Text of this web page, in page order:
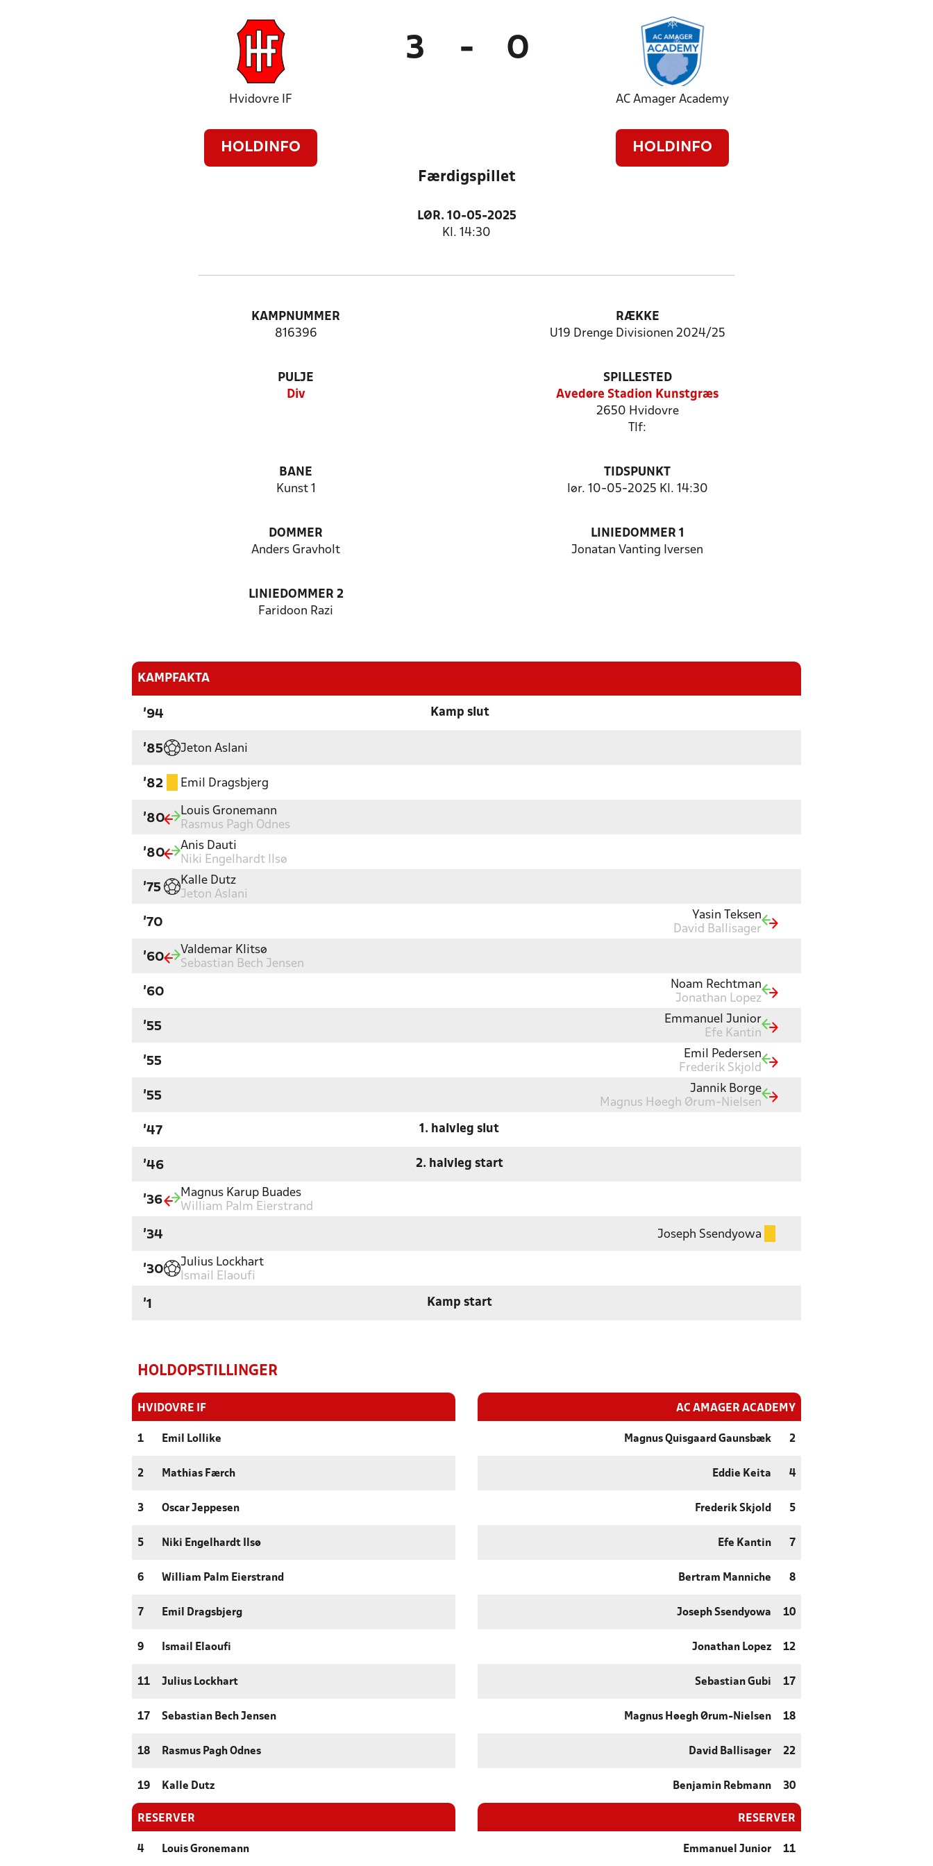
Hvidovre IF
HOLDINFO
3 - 0
AC Amager Academy
HOLDINFO
Færdigspillet
LØR. 10-05-2025
Kl. 14:30
KAMPNUMMER
816396
RÆKKE
U19 Drenge Divisionen 2024/25
PULJE
Div
SPILLESTED
Avedøre Stadion Kunstgræs
2650 Hvidovre
Tlf:
BANE
Kunst 1
TIDSPUNKT
lør. 10-05-2025 Kl. 14:30
DOMMER
Anders Gravholt
LINIEDOMMER 1
Jonatan Vanting Iversen
LINIEDOMMER 2
Faridoon Razi
KAMPFAKTA
'94 Kamp slut
'85 Jeton Aslani
'82 Emil Dragsbjerg
'80
Louis Gronemann
Rasmus Pagh Odnes
'80
Anis Dauti
Niki Engelhardt Ilsø
'75
Kalle Dutz
Jeton Aslani
'70
Yasin Teksen
David Ballisager
'60
Valdemar Klitsø
Sebastian Bech Jensen
'60
Noam Rechtman
Jonathan Lopez
'55
Emmanuel Junior
Efe Kantin
'55
Emil Pedersen
Frederik Skjold
'55
Jannik Borge
Magnus Høegh Ørum-Nielsen
'47 1. halvleg slut
'46 2. halvleg start
'36
Magnus Karup Buades
William Palm Eierstrand
'34 Joseph Ssendyowa
'30
Julius Lockhart
Ismail Elaoufi
'1 Kamp start
HOLDOPSTILLINGER
HVIDOVRE IF
1 Emil Lollike
2 Mathias Færch
3 Oscar Jeppesen
5 Niki Engelhardt Ilsø
6 William Palm Eierstrand
7 Emil Dragsbjerg
9 Ismail Elaoufi
11 Julius Lockhart
17 Sebastian Bech Jensen
18 Rasmus Pagh Odnes
19 Kalle Dutz
RESERVER
4 Louis Gronemann
AC AMAGER ACADEMY
Magnus Quisgaard Gaunsbæk 2
Eddie Keita 4
Frederik Skjold 5
Efe Kantin 7
Bertram Manniche 8
Joseph Ssendyowa 10
Jonathan Lopez 12
Sebastian Gubi 17
Magnus Høegh Ørum-Nielsen 18
David Ballisager 22
Benjamin Rebmann 30
RESERVER
Emmanuel Junior 11